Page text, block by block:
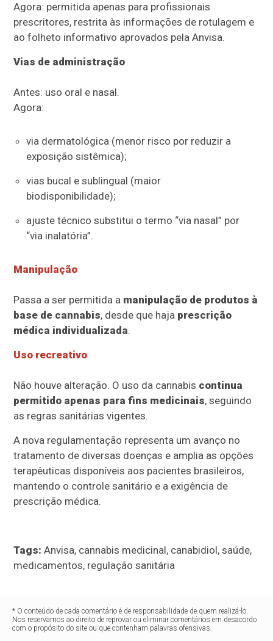
Agora: permitida apenas para profissionais
prescritores, restrita às informações de rotulagem e
ao folheto informativo aprovados pela Anvisa.
Vias de administração
Antes: uso oral e nasal.
Agora:
via dermatológica (menor risco por reduzir a
exposição sistêmica);
vias bucal e sublingual (maior
biodisponibilidade);
ajuste técnico substitui o termo “via nasal” por
“via inalatória”.
Manipulação
Passa a ser permitida a manipulação de produtos à
base de cannabis, desde que haja prescrição
médica individualizada.
Uso recreativo
Não houve alteração. O uso da cannabis continua
permitido apenas para fins medicinais, seguindo
as regras sanitárias vigentes.
A nova regulamentação representa um avanço no
tratamento de diversas doenças e amplia as opções
terapêuticas disponíveis aos pacientes brasileiros,
mantendo o controle sanitário e a exigência de
prescrição médica.
Tags: Anvisa, cannabis medicinal, canabidiol, saúde,
medicamentos, regulação sanitária
* O conteúdo de cada comentário é de responsabilidade de quem realizá-lo.
Nos reservamos ao direito de reprovar ou eliminar comentários em desacordo
com o propósito do site ou que contenham palavras ofensivas.